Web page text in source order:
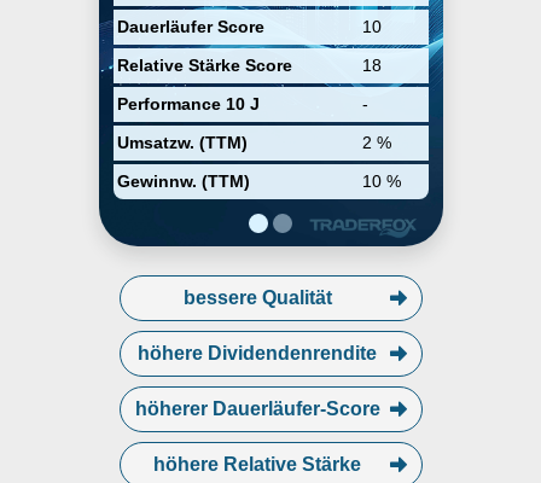
Dauerläufer Score
10
Relative Stärke Score
18
Performance 10 J
-
Umsatzw. (TTM)
2 %
Gewinnw. (TTM)
10 %
bessere Qualität
höhere Dividendenrendite
höherer Dauerläufer-Score
höhere Relative Stärke